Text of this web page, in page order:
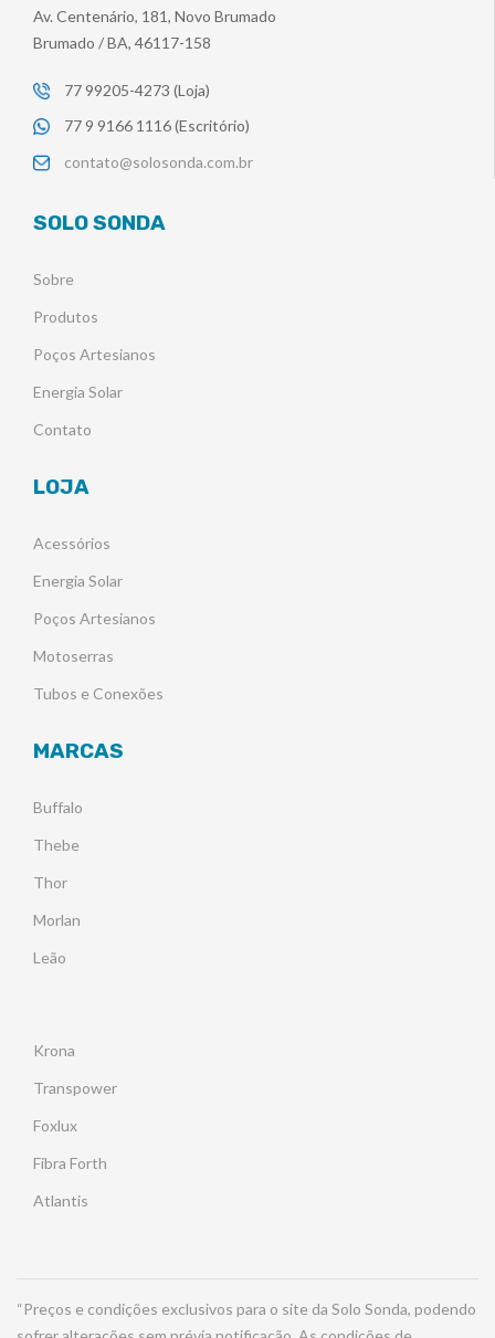
Av. Centenário, 181, Novo Brumado
Brumado / BA, 46117-158
77 99205-4273 (Loja)
77 9 9166 1116 (Escritório)
contato@solosonda.com.br
SOLO SONDA
Sobre
Produtos
Poços Artesianos
Energia Solar
Contato
LOJA
Acessórios
Energia Solar
Poços Artesianos
Motoserras
Tubos e Conexões
MARCAS
Buffalo
Thebe
Thor
Morlan
Leão
Krona
Transpower
Foxlux
Fibra Forth
Atlantis
“Preços e condições exclusivos para o site da Solo Sonda, podendo